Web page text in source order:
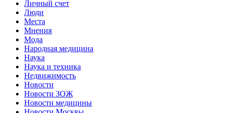
Личный счет
Люди
Места
Мнения
Мода
Народная медицина
Наука
Наука и техника
Недвижимость
Новости
Новости ЗОЖ
Новости медицины